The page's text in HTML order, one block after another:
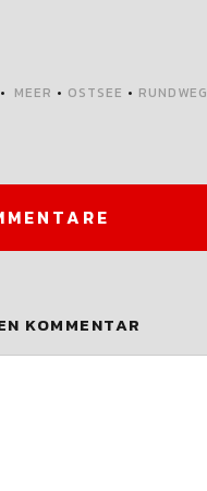
MEER • OSTSEE • RUNDWEG
KOMMENTAR